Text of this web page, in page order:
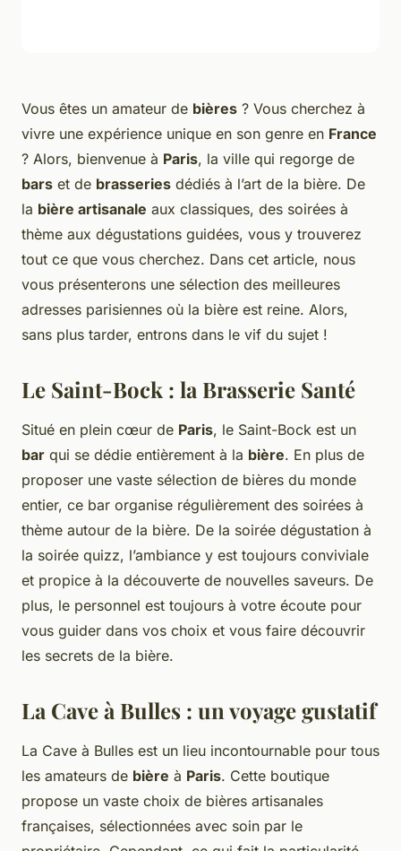
Vous êtes un amateur de bières ? Vous cherchez à
vivre une expérience unique en son genre en France
? Alors, bienvenue à Paris, la ville qui regorge de
bars et de brasseries dédiés à l’art de la bière. De
la bière artisanale aux classiques, des soirées à
thème aux dégustations guidées, vous y trouverez
tout ce que vous cherchez. Dans cet article, nous
vous présenterons une sélection des meilleures
adresses parisiennes où la bière est reine. Alors,
sans plus tarder, entrons dans le vif du sujet !
Le Saint-Bock : la Brasserie Santé
Situé en plein cœur de Paris, le Saint-Bock est un
bar qui se dédie entièrement à la bière. En plus de
proposer une vaste sélection de bières du monde
entier, ce bar organise régulièrement des soirées à
thème autour de la bière. De la soirée dégustation à
la soirée quizz, l’ambiance y est toujours conviviale
et propice à la découverte de nouvelles saveurs. De
plus, le personnel est toujours à votre écoute pour
vous guider dans vos choix et vous faire découvrir
les secrets de la bière.
La Cave à Bulles : un voyage gustatif
La Cave à Bulles est un lieu incontournable pour tous
les amateurs de bière à Paris. Cette boutique
propose un vaste choix de bières artisanales
françaises, sélectionnées avec soin par le